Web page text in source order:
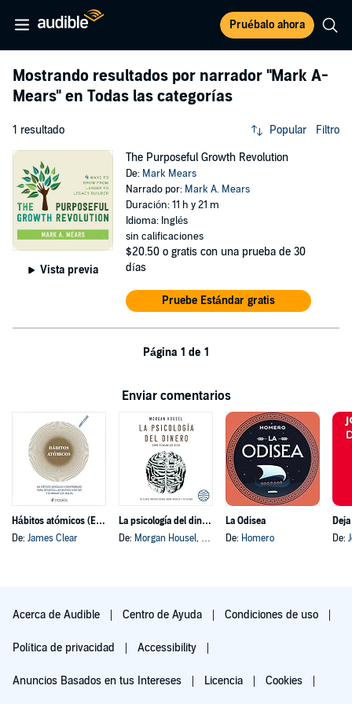
Pruébalo ahora
Mostrando resultados por narrador "Mark A-
Mears" en Todas las categorías
1 resultado Popular Filtro
Vista previa
The Purposeful Growth Revolution
De: Mark Mears
Narrado por: Mark A. Mears
Duración: 11 h y 21 m
Idioma: Inglés
sin calificaciones
$20.50 o gratis con una prueba de 30
días
Pruebe Estándar gratis
Página 1 de 1
Enviar comentarios
Hábitos atómicos (Español neutro)
De: James Clear
La psicología del dinero
De: Morgan Housel, y otros
La Odisea
De: Homero
De:
Acerca de Audible Centro de Ayuda Condiciones de uso
Política de privacidad Accessibility
Anuncios Basados en tus Intereses Licencia Cookies